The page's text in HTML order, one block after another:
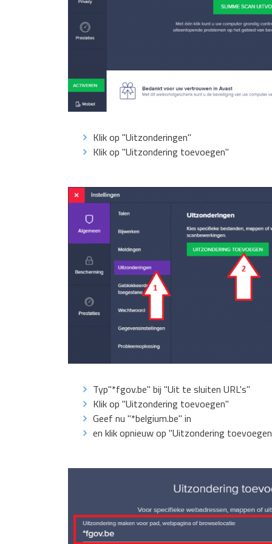
Klik op "Uitzonderingen"
Klik op "Uitzondering toevoegen"
Typ"*fgov.be" bij "Uit te sluiten URL's"
Klik op "Uitzondering toevoegen"
Geef nu "*belgium.be" in
en klik opnieuw op "Uitzondering